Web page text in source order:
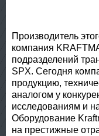
Производитель
компания
подразделений
SPX. Сегодня
продукцию,
аналогом у
исследованиям и
Оборудование
на престижные